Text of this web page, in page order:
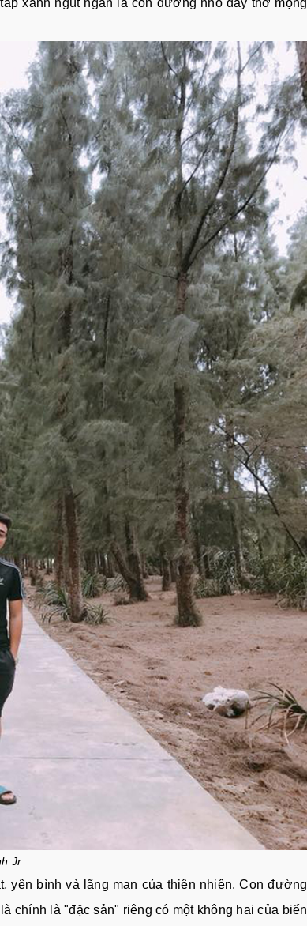
xanh ngút ngàn là con đường nhỏ đầy thơ mộng
Jr
yên bình và lãng mạn của thiên nhiên. Con đường
chính là "đặc sản" riêng có một không hai của biển